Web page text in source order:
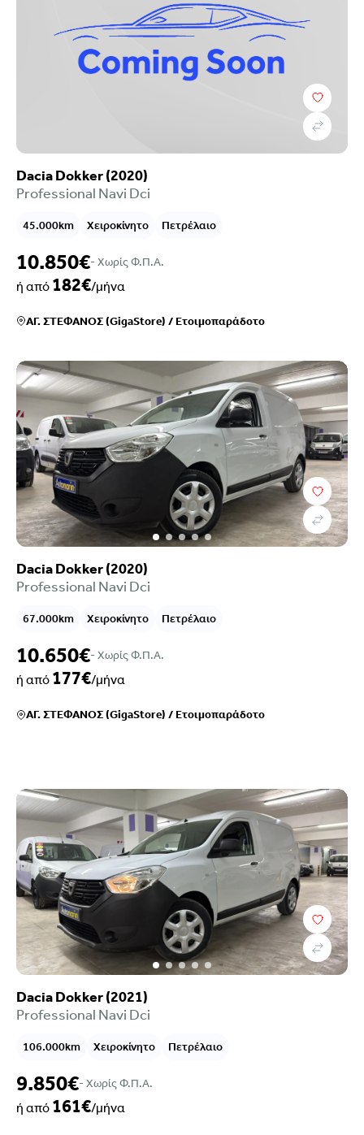
Dacia Dokker (2020)
Professional Navi Dci
45.000km Χειροκίνητο Πετρέλαιο
10.850€- Xωρίς Φ.Π.Α.
ή από 182€/μήνα
ΑΓ. ΣΤΕΦΑΝΟΣ (GigaStore) /Ετοιμοπαράδοτο
Dacia Dokker (2020)
Professional Navi Dci
67.000km Χειροκίνητο Πετρέλαιο
10.650€- Xωρίς Φ.Π.Α.
ή από 177€/μήνα
ΑΓ. ΣΤΕΦΑΝΟΣ (GigaStore) /Ετοιμοπαράδοτο
Dacia Dokker (2021)
Professional Navi Dci
106.000km Χειροκίνητο Πετρέλαιο
9.850€- Xωρίς Φ.Π.Α.
ή από 161€/μήνα